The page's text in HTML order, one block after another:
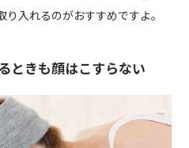
入れるのがおすすめですよ。
ときも顔はこすらない